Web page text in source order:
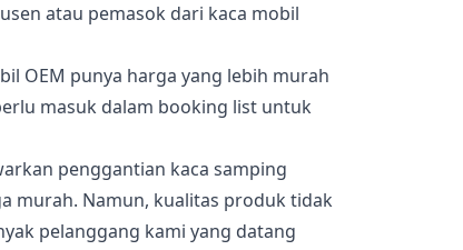
atau pemasok dari kaca mobil
OEM punya harga yang lebih murah
masuk dalam booking list untuk
penggantian kaca samping
murah. Namun, kualitas produk tidak
pelanggang kami yang datang